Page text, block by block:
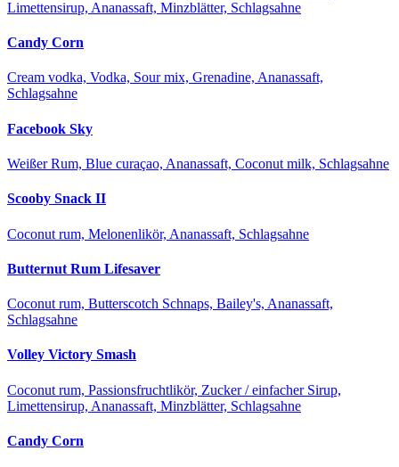
Limettensirup, Ananassaft, Minzblätter, Schlagsahne
Candy Corn
Cream vodka, Vodka, Sour mix, Grenadine, Ananassaft,
Schlagsahne
Facebook Sky
Weißer Rum, Blue curaçao, Ananassaft, Coconut milk, Schlagsahne
Scooby Snack II
Coconut rum, Melonenlikör, Ananassaft, Schlagsahne
Butternut Rum Lifesaver
Coconut rum, Butterscotch Schnaps, Bailey's, Ananassaft,
Schlagsahne
Volley Victory Smash
Coconut rum, Passionsfruchtlikör, Zucker / einfacher Sirup,
Limettensirup, Ananassaft, Minzblätter, Schlagsahne
Candy Corn